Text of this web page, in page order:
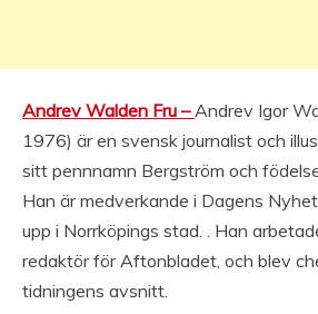
Andrev Walden Fru –Andrev Igor
1976) är en svensk journalist och
sitt pennnamn Bergström och
Han är medverkande i Dagens
upp i Norrköpings stad. . Han
redaktör för Aftonbladet, och blev
tidningens avsnitt.